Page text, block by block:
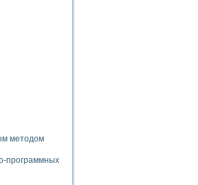
программирования LabVIEW
методом
программных